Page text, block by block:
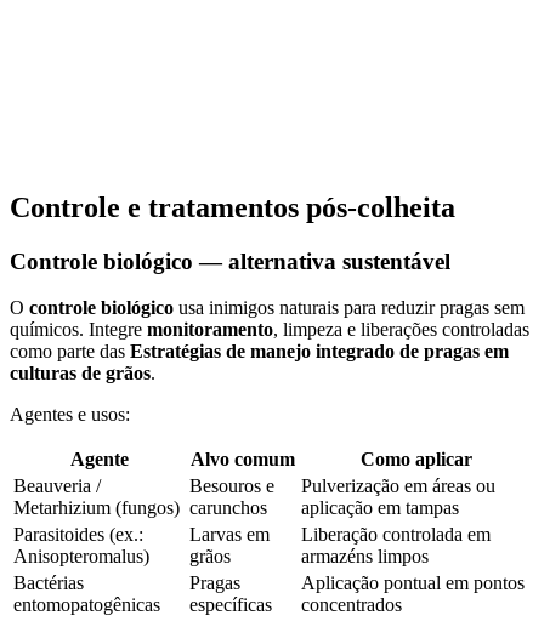
Controle e tratamentos pós-colheita
Controle biológico — alternativa sustentável
O controle biológico usa inimigos naturais para reduzir pragas sem
químicos. Integre monitoramento, limpeza e liberações controladas
como parte das Estratégias de manejo integrado de pragas em
culturas de grãos.
Agentes e usos:
Agente Alvo comum
Como aplicar
Beauveria /
Metarhizium (fungos)
Besouros e
carunchos
Pulverização em áreas ou
aplicação em tampas
Parasitoides (ex.:
Anisopteromalus)
Larvas em
grãos
Liberação controlada em
armazéns limpos
Bactérias
entomopatogênicas
Pragas
específicas
Aplicação pontual em pontos
concentrados